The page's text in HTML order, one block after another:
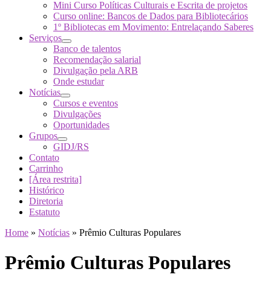
Mini Curso Políticas Culturais e Escrita de projetos
Curso online: Bancos de Dados para Bibliotecários
1º Bibliotecas em Movimento: Entrelaçando Saberes
Serviços
Banco de talentos
Recomendação salarial
Divulgação pela ARB
Onde estudar
Notícias
Cursos e eventos
Divulgações
Oportunidades
Grupos
GIDJ/RS
Contato
Carrinho
[Área restrita]
Histórico
Diretoria
Estatuto
Home » Notícias » Prêmio Culturas Populares
Prêmio Culturas Populares